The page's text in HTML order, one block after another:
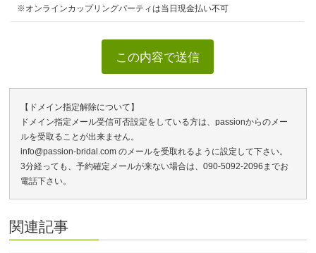
※オンラインカップリングパーティは当日現金払い不可
【ドメイン指定解除について】
ドメイン指定メール受信可否設定をしている方は、passionからのメー
ルを受取ることが出来ません。
info@passion-bridal.com のメールを受取れるように設定して下さい。
3分経っても、予約確定メールが来ない場合は、090-5092-2096までお
電話下さい。
関連記事